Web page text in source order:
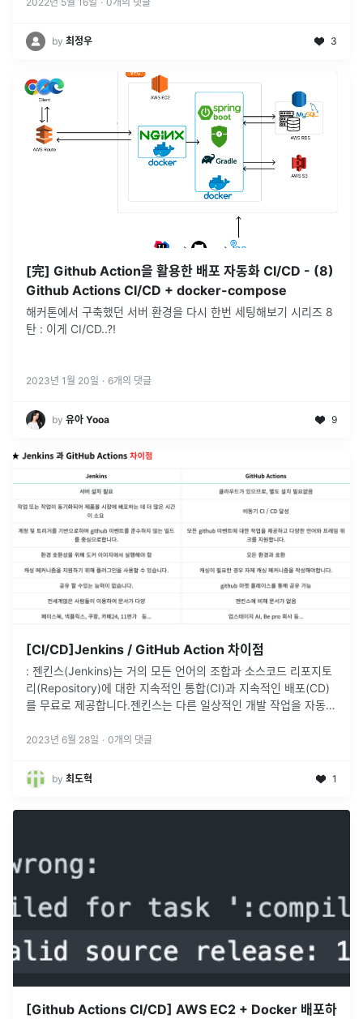
by 최정우 3
[完] Github Action을 활용한 배포 자동화 CI/CD - (8)
Github Actions CI/CD + docker-compose
해커톤에서 구축했던 서버 환경을 다시 한번 세팅해보기 시리즈 8
탄 : 이게 CI/CD..?!
2023년 1월 20일 · 6개의 댓글
by 유아 Yooa 9
[CI/CD]Jenkins / GitHub Action 차이점
: 젠킨스(Jenkins)는 거의 모든 언어의 조합과 소스코드 리포지토
리(Repository)에 대한 지속적인 통합(CI)과 지속적인 배포(CD)
를 무료로 제공합니다.젠킨스는 다른 일상적인 개발 작업을 자동화
2023년 6월 28일 · 0개의 댓글
by 최도혁 1
[Github Actions CI/CD] AWS EC2 + Docker 배포하